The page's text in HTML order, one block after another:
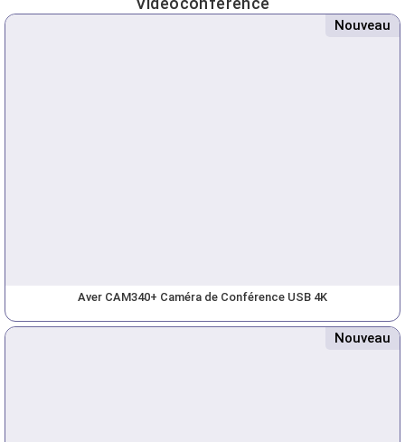
Nouveau
Aver CAM340+ Caméra de Conférence USB 4K
Nouveau